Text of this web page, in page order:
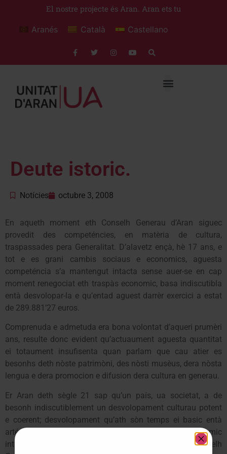
El nostre projecte és Aran. Aran ets tu
Aranés Català Castellano
Deute istoric.
Notícies octubre 3, 2008
En aqueth moment eth Conselh Generau d’Aran siguec
provedit des competéncies, en matèria de cultura,
traspassades pera Generalitat. D’alavetz ençà, hè 17 ans, e
tot e es grani cambis sociaus e economics, aguesta
competéncia s’a mantengut intacta sense auer-se en cap
moment renegociat eth traspàs economic, basa indiscutibla
entà desvolopar-la e qu’entad aguest darrèr exercici a estat
de 289.881’27 euros.
Comprenuda e admetuda era bona volontat d’aqueri prumèri
ans, resulte donc evident qu’actuaument aguesta quantitat
ei totaument insufisenta quan parlam que cau atier es
besonhs deth nòste patrimòni, des nòsti musèus, dera nòsta
lengua e dera promocion e difusion dera cultura en generau.
Er Aran deth sègle 21 sap qu’un país, ua societat, a de
besonh indiscutiblement un desvolopament culturau potent
e coerent; desvolopament qu’ath sòn temps ei basic entà
arténher tanben un desvolopament sociau e economic
integrau. E aguest ei eth camin qu’eth Govèrn deth Conselh